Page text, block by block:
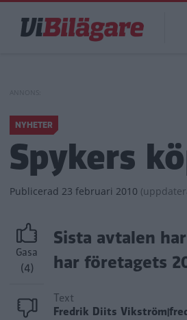
huvudinnehåll
NYHETER
Spykers
Publicerad 23 februari 2010 (
Gasa
(4)
Sista avtalen
har företagets
Text
Fredrik Diits